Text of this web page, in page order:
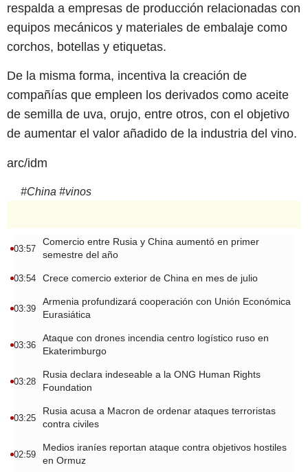
respalda a empresas de producción relacionadas con
equipos mecánicos y materiales de embalaje como
corchos, botellas y etiquetas.
De la misma forma, incentiva la creación de
compañías que empleen los derivados como aceite
de semilla de uva, orujo, entre otros, con el objetivo
de aumentar el valor añadido de la industria del vino.
arc/idm
#China #vinos
03:57
Comercio entre Rusia y China aumentó en primer
semestre del año
03:54 Crece comercio exterior de China en mes de julio
03:39
Armenia profundizará cooperación con Unión Económica
Eurasiática
03:36
Ataque con drones incendia centro logístico ruso en
Ekaterimburgo
03:28
Rusia declara indeseable a la ONG Human Rights
Foundation
03:25
Rusia acusa a Macron de ordenar ataques terroristas
contra civiles
02:59
Medios iraníes reportan ataque contra objetivos hostiles
en Ormuz